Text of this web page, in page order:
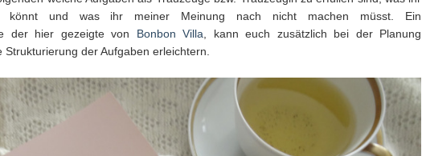
könnt und was ihr meiner Meinung nach nicht machen müsst. Ein
der hier gezeigte von Bonbon Villa, kann euch zusätzlich bei der Planung
Strukturierung der Aufgaben erleichtern.